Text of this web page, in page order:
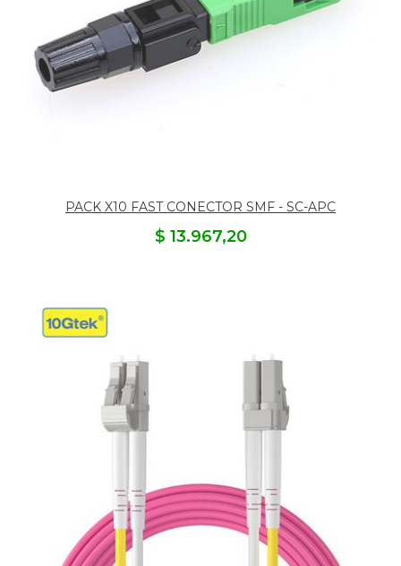
PACK X10 FAST CONECTOR SMF - SC-APC
$ 13.967,20